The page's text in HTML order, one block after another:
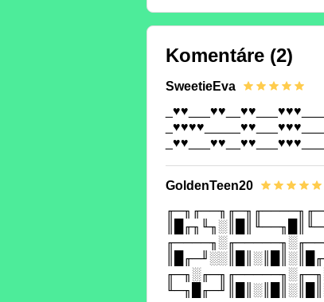
Komentáre (2)
SweetieEva
GoldenTeen20